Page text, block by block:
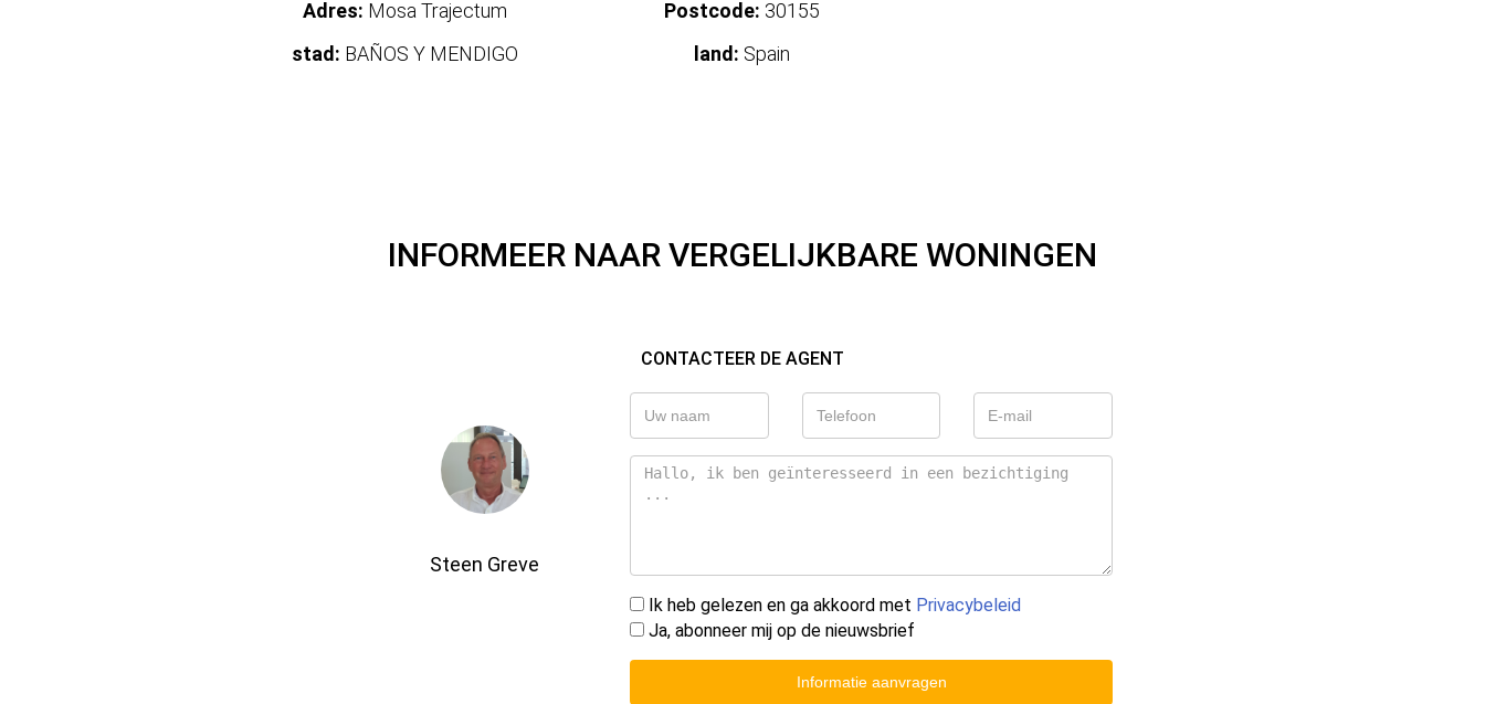
Adres: Mosa Trajectum
stad: BAÑOS Y MENDIGO
Postcode: 30155
land: Spain
INFORMEER NAAR VERGELIJKBARE WONINGEN
CONTACTEER DE AGENT
Steen Greve
Ik heb gelezen en ga akkoord met Privacybeleid
Ja, abonneer mij op de nieuwsbrief
Informatie aanvragen